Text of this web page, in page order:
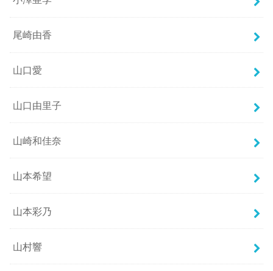
尾崎由香
山口愛
山口由里子
山崎和佳奈
山本希望
山本彩乃
山村響